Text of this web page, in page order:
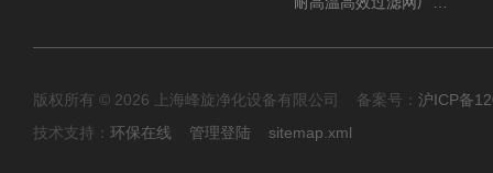
版权所有 © 2026 上海峰旋净化设备有限公司 备案号： 沪ICP备
技术支持： 环保在线 管理登陆 sitemap.xml